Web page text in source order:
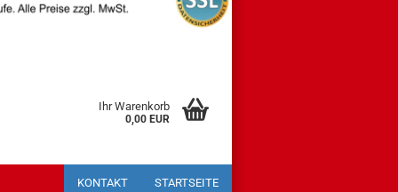
Ihr Warenkorb
0,00 EUR
KONTAKT STARTSEITE